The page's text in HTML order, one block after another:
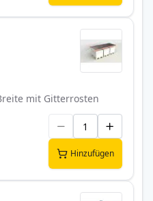
mit Gitterrosten
Hinzufügen